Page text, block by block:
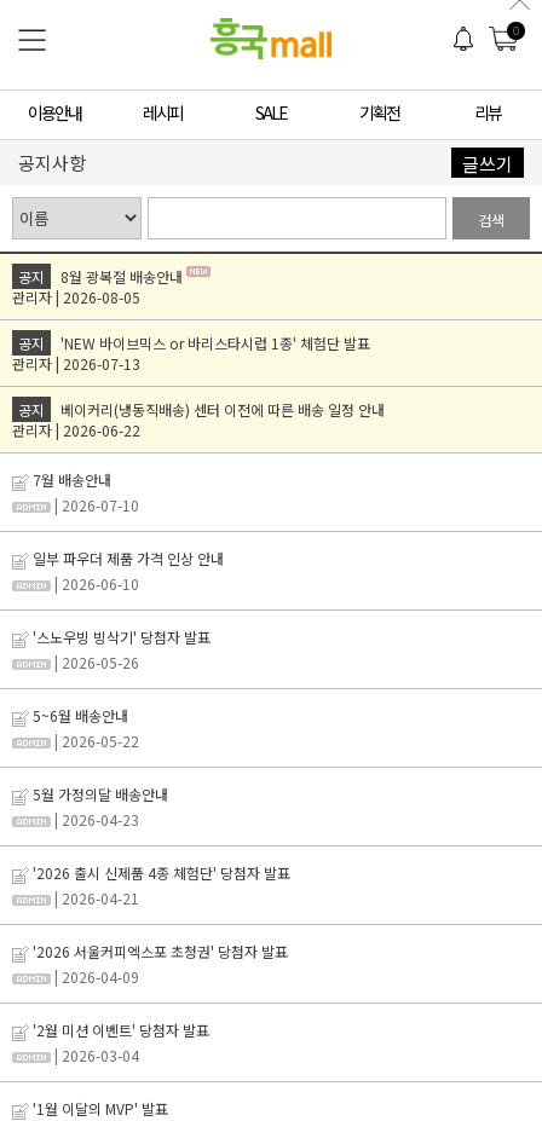
0
이용안내 레시피 SALE 기획전 리뷰
공지사항 글쓰기
검색
공지
8월 광복절 배송안내
관리자 | 2026-08-05
공지
'NEW 바이브믹스 or 바리스타시럽 1종' 체험단 발표
관리자 | 2026-07-13
공지
베이커리(냉동직배송) 센터 이전에 따른 배송 일정 안내
관리자 | 2026-06-22
7월 배송안내
| 2026-07-10
일부 파우더 제품 가격 인상 안내
| 2026-06-10
'스노우빙 빙삭기' 당첨자 발표
| 2026-05-26
5~6월 배송안내
| 2026-05-22
5월 가정의달 배송안내
| 2026-04-23
'2026 출시 신제품 4종 체험단' 당첨자 발표
| 2026-04-21
'2026 서울커피엑스포 초청권' 당첨자 발표
| 2026-04-09
'2월 미션 이벤트' 당첨자 발표
| 2026-03-04
'1월 이달의 MVP' 발표